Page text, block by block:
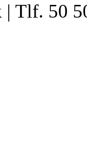
| Tlf. 50